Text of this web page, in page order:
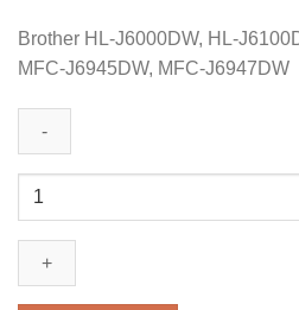
Brother HL-J6000DW, HL-
MFC-J6945DW, MFC-J6947DW
Quantidade
Tinteiro
Compativel